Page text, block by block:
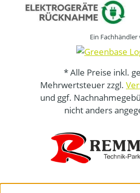
Ein Fachhändler
* Alle Preise inkl.
Mehrwertsteuer zzgl.
und ggf.
nicht anders